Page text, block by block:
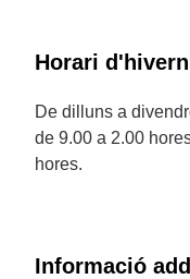
Horari d'hivern
De dilluns a
de 9.00 a 2.00
hores.
Informació